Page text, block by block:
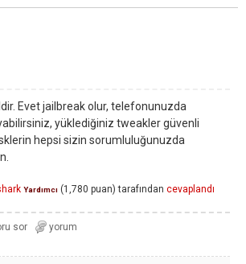
Evet jailbreak olur, telefonunuzda
yüklediğiniz tweakler güvenli
hepsi sizin sorumluluğunuzda
Yardımcı (1,780 puan) tarafından cevaplandı